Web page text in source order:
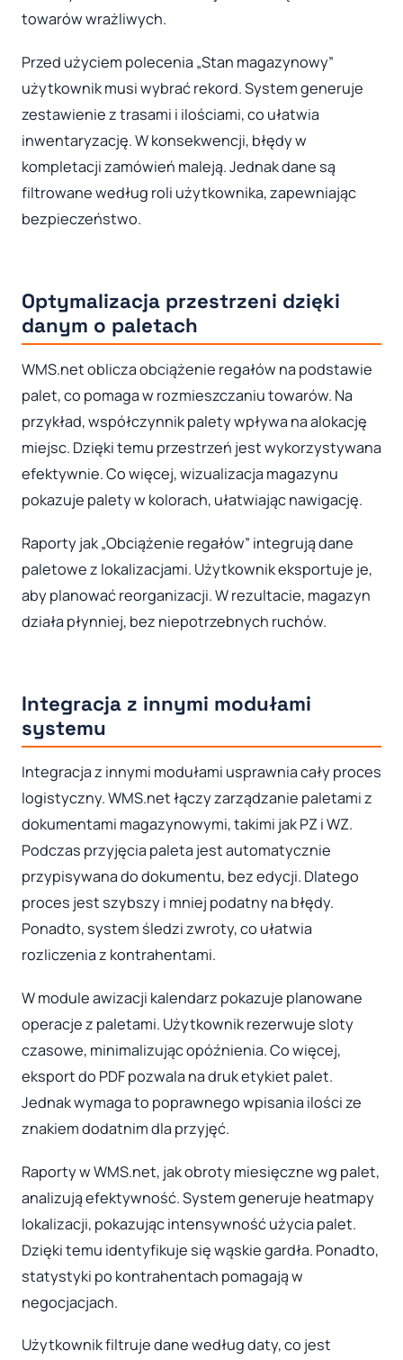
towarów wrażliwych.
Przed użyciem polecenia „Stan magazynowy”
użytkownik musi wybrać rekord. System generuje
zestawienie z trasami i ilościami, co ułatwia
inwentaryzację. W konsekwencji, błędy w
kompletacji zamówień maleją. Jednak dane są
filtrowane według roli użytkownika, zapewniając
bezpieczeństwo.
Optymalizacja przestrzeni dzięki
danym o paletach
WMS.net oblicza obciążenie regałów na podstawie
palet, co pomaga w rozmieszczaniu towarów. Na
przykład, współczynnik palety wpływa na alokację
miejsc. Dzięki temu przestrzeń jest wykorzystywana
efektywnie. Co więcej, wizualizacja magazynu
pokazuje palety w kolorach, ułatwiając nawigację.
Raporty jak „Obciążenie regałów” integrują dane
paletowe z lokalizacjami. Użytkownik eksportuje je,
aby planować reorganizacji. W rezultacie, magazyn
działa płynniej, bez niepotrzebnych ruchów.
Integracja z innymi modułami
systemu
Integracja z innymi modułami usprawnia cały proces
logistyczny. WMS.net łączy zarządzanie paletami z
dokumentami magazynowymi, takimi jak PZ i WZ.
Podczas przyjęcia paleta jest automatycznie
przypisywana do dokumentu, bez edycji. Dlatego
proces jest szybszy i mniej podatny na błędy.
Ponadto, system śledzi zwroty, co ułatwia
rozliczenia z kontrahentami.
W module awizacji kalendarz pokazuje planowane
operacje z paletami. Użytkownik rezerwuje sloty
czasowe, minimalizując opóźnienia. Co więcej,
eksport do PDF pozwala na druk etykiet palet.
Jednak wymaga to poprawnego wpisania ilości ze
znakiem dodatnim dla przyjęć.
Raporty w WMS.net, jak obroty miesięczne wg palet,
analizują efektywność. System generuje heatmapy
lokalizacji, pokazując intensywność użycia palet.
Dzięki temu identyfikuje się wąskie gardła. Ponadto,
statystyki po kontrahentach pomagają w
negocjacjach.
Użytkownik filtruje dane według daty, co jest